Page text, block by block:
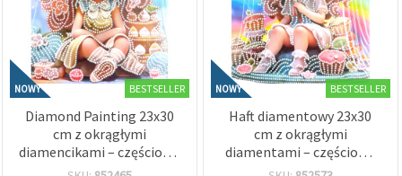
NOWY BESTSELLER
Diamond Painting 23x30
cm z okrągłymi
diamencikami – częściowe
wyklejanie „Sugar Girl” w
NOWY BESTSELLER
Haft diamentowy 23x30
cm z okrągłymi
diamentami – częściowe
wyklejanie „Sugar Girl” w